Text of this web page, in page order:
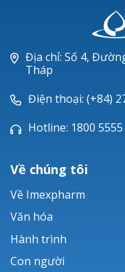
Địa chỉ: Số 4,
Tháp
Điện thoại: (+84)
Hotline: 1800 5555
Về chúng tôi
Về Imexpharm
Văn hóa
Hành trình
Con người